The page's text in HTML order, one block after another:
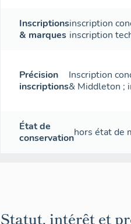
Inscriptions
& marques
inscription
inscription
Précision
inscriptions
Inscription
& Middleton ;
État de
conservationhors état de
Statut, intérêt et